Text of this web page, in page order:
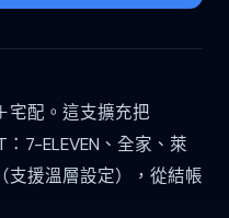
宅配。這支擴充把
7-ELEVEN、全家、萊
支援溫層設定），從結帳